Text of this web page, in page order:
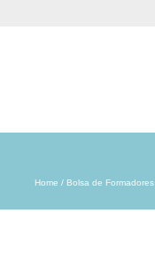
Home / Bolsa de Formadores